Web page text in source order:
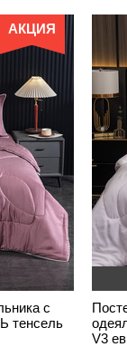
АКЦИЯ
с
тенсель
V3